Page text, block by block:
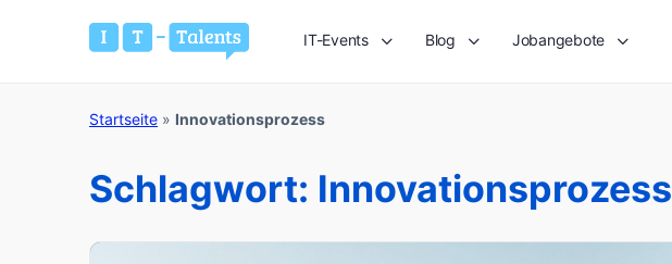
IT-Events Blog Jobangebote
Startseite » Innovationsprozess
Schlagwort: Innovationsprozess